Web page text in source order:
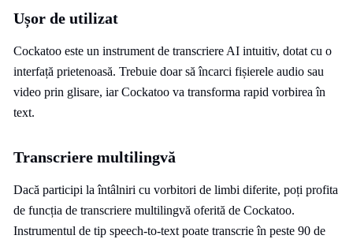
Ușor de utilizat
Cockatoo este un instrument de transcriere AI intuitiv, dotat cu o
interfață prietenoasă. Trebuie doar să încarci fișierele audio sau
video prin glisare, iar Cockatoo va transforma rapid vorbirea în
text.
Transcriere multilingvă
Dacă participi la întâlniri cu vorbitori de limbi diferite, poți profita
de funcția de transcriere multilingvă oferită de Cockatoo.
Instrumentul de tip speech-to-text poate transcrie în peste 90 de